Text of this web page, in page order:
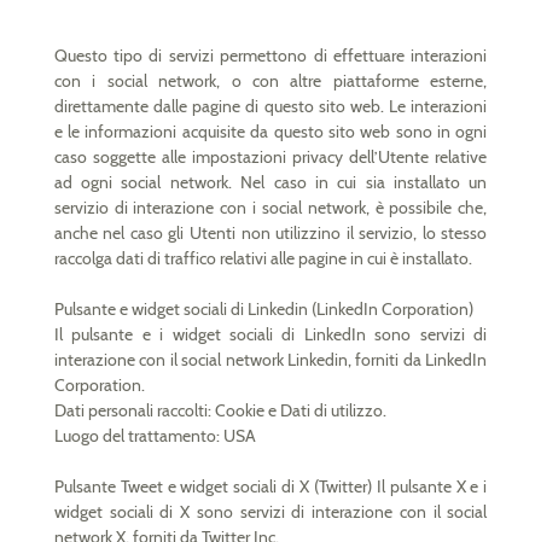
Questo tipo di servizi permettono di effettuare interazioni
con i social network, o con altre piattaforme esterne,
direttamente dalle pagine di questo sito web. Le interazioni
e le informazioni acquisite da questo sito web sono in ogni
caso soggette alle impostazioni privacy dell’Utente relative
ad ogni social network. Nel caso in cui sia installato un
servizio di interazione con i social network, è possibile che,
anche nel caso gli Utenti non utilizzino il servizio, lo stesso
raccolga dati di traffico relativi alle pagine in cui è installato.
Pulsante e widget sociali di Linkedin (LinkedIn Corporation)
Il pulsante e i widget sociali di LinkedIn sono servizi di
interazione con il social network Linkedin, forniti da LinkedIn
Corporation.
Dati personali raccolti: Cookie e Dati di utilizzo.
Luogo del trattamento: USA
Pulsante Tweet e widget sociali di X (Twitter) Il pulsante X e i
widget sociali di X sono servizi di interazione con il social
network X, forniti da Twitter Inc.